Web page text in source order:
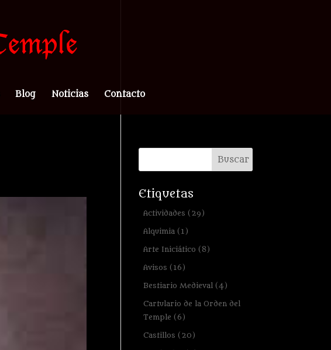
Blog Noticias Contacto
Etiquetas
Actividades (29)
Alquimia (1)
Arte Iniciático (8)
Avisos (16)
Bestiario Medieval (4)
Cartulario de la Orden del
Temple (6)
Castillos (20)